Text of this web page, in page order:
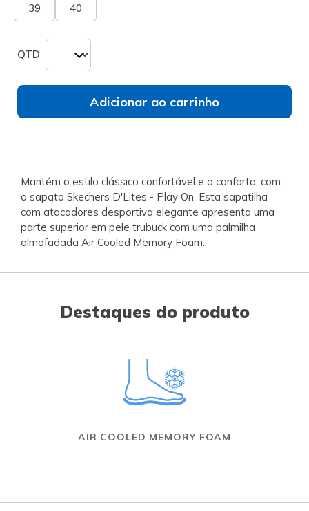
39 40
QTD
Adicionar ao carrinho
Mantém o estilo clássico confortável e o conforto, com
o sapato Skechers D'Lites - Play On. Esta sapatilha
com atacadores desportiva elegante apresenta uma
parte superior em pele trubuck com uma palmilha
almofadada Air Cooled Memory Foam.
Destaques do produto
AIR COOLED MEMORY FOAM